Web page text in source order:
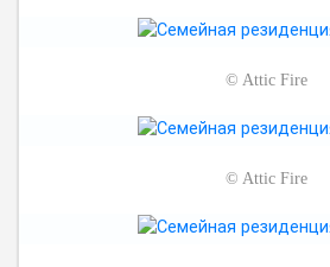
© Attic Fire
© Attic Fire